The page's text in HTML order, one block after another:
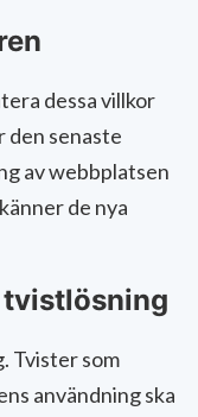
dessa villkor
den senaste
av webbplatsen
de nya
tvistlösning
Tvister som
användning ska